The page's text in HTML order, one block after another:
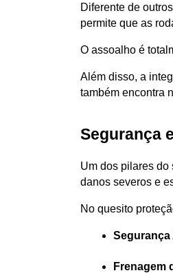
Diferente de
permite que as
O assoalho é
Além disso, a
também encontra
Segurança
Um dos pilares do
danos severos e
No quesito
Segurança
Frenagem